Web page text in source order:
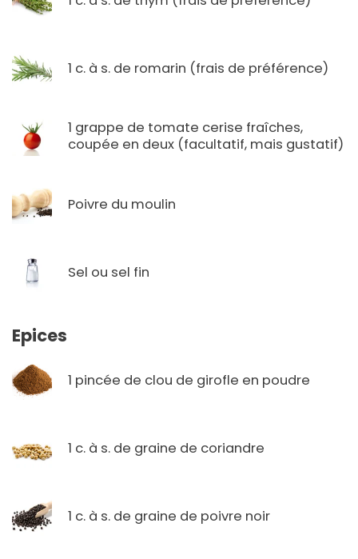
1 c. à s. de romarin (frais de préférence)
1 grappe de tomate cerise fraîches,
coupée en deux (facultatif, mais gustatif)
Poivre du moulin
Sel ou sel fin
Epices
1 pincée de clou de girofle en poudre
1 c. à s. de graine de coriandre
1 c. à s. de graine de poivre noir